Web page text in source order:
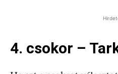
4. csokor –